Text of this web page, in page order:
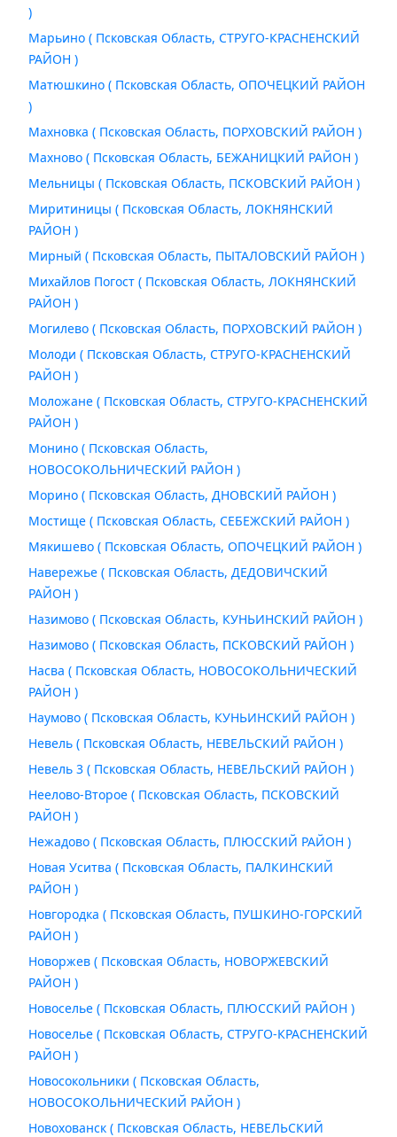
)
Марьино ( Псковская Область, СТРУГО-КРАСНЕНСКИЙ
РАЙОН )
Матюшкино ( Псковская Область, ОПОЧЕЦКИЙ РАЙОН
)
Махновка ( Псковская Область, ПОРХОВСКИЙ РАЙОН )
Махново ( Псковская Область, БЕЖАНИЦКИЙ РАЙОН )
Мельницы ( Псковская Область, ПСКОВСКИЙ РАЙОН )
Миритиницы ( Псковская Область, ЛОКНЯНСКИЙ
РАЙОН )
Мирный ( Псковская Область, ПЫТАЛОВСКИЙ РАЙОН )
Михайлов Погост ( Псковская Область, ЛОКНЯНСКИЙ
РАЙОН )
Могилево ( Псковская Область, ПОРХОВСКИЙ РАЙОН )
Молоди ( Псковская Область, СТРУГО-КРАСНЕНСКИЙ
РАЙОН )
Моложане ( Псковская Область, СТРУГО-КРАСНЕНСКИЙ
РАЙОН )
Монино ( Псковская Область,
НОВОСОКОЛЬНИЧЕСКИЙ РАЙОН )
Морино ( Псковская Область, ДНОВСКИЙ РАЙОН )
Мостище ( Псковская Область, СЕБЕЖСКИЙ РАЙОН )
Мякишево ( Псковская Область, ОПОЧЕЦКИЙ РАЙОН )
Навережье ( Псковская Область, ДЕДОВИЧСКИЙ
РАЙОН )
Назимово ( Псковская Область, КУНЬИНСКИЙ РАЙОН )
Назимово ( Псковская Область, ПСКОВСКИЙ РАЙОН )
Насва ( Псковская Область, НОВОСОКОЛЬНИЧЕСКИЙ
РАЙОН )
Наумово ( Псковская Область, КУНЬИНСКИЙ РАЙОН )
Невель ( Псковская Область, НЕВЕЛЬСКИЙ РАЙОН )
Невель 3 ( Псковская Область, НЕВЕЛЬСКИЙ РАЙОН )
Неелово-Второе ( Псковская Область, ПСКОВСКИЙ
РАЙОН )
Нежадово ( Псковская Область, ПЛЮССКИЙ РАЙОН )
Новая Уситва ( Псковская Область, ПАЛКИНСКИЙ
РАЙОН )
Новгородка ( Псковская Область, ПУШКИНО-ГОРСКИЙ
РАЙОН )
Новоржев ( Псковская Область, НОВОРЖЕВСКИЙ
РАЙОН )
Новоселье ( Псковская Область, ПЛЮССКИЙ РАЙОН )
Новоселье ( Псковская Область, СТРУГО-КРАСНЕНСКИЙ
РАЙОН )
Новосокольники ( Псковская Область,
НОВОСОКОЛЬНИЧЕСКИЙ РАЙОН )
Новохованск ( Псковская Область, НЕВЕЛЬСКИЙ